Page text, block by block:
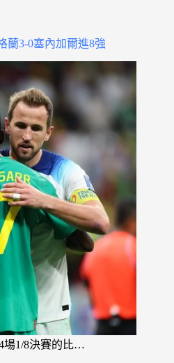
蘭3-0塞內加爾進8強
場1/8決賽的比…